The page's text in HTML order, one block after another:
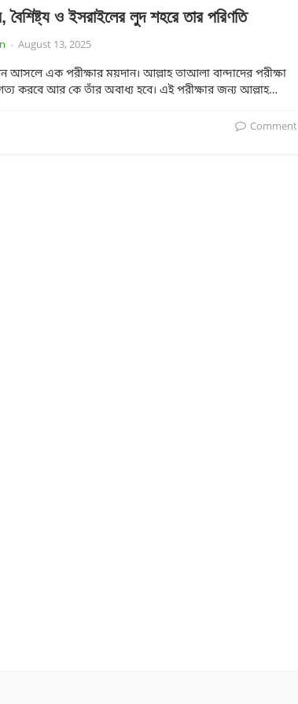
বৈশিষ্ট্য ও ইসরাইলের লুদ শহরে তার পরিণতি
· August 13, 2025
আসলে এক পরীক্ষার ময়দান। আল্লাহ তাআলা বান্দাদের পরীক্ষা
করবে আর কে তাঁর অবাধ্য হবে। এই পরীক্ষার জন্য আল্লাহ…
Comment